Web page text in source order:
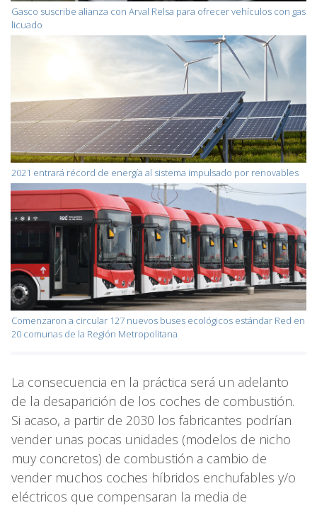
Gasco suscribe alianza con Arval Relsa para ofrecer vehículos con gas
licuado
2021 entrará récord de energía al sistema impulsado por renovables
Comenzaron a circular 127 nuevos buses ecológicos estándar Red en
20 comunas de la Región Metropolitana
La consecuencia en la práctica será un adelanto
de la desaparición de los coches de combustión.
Si acaso, a partir de 2030 los fabricantes podrían
vender unas pocas unidades (modelos de nicho
muy concretos) de combustión a cambio de
vender muchos coches híbridos enchufables y/o
eléctricos que compensaran la media de